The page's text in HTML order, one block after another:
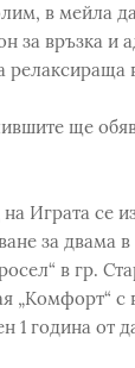
в мейла
за връзка и
релаксираща
ще
Играта се
за двама
в гр.
„Комфорт“ с
1 година от